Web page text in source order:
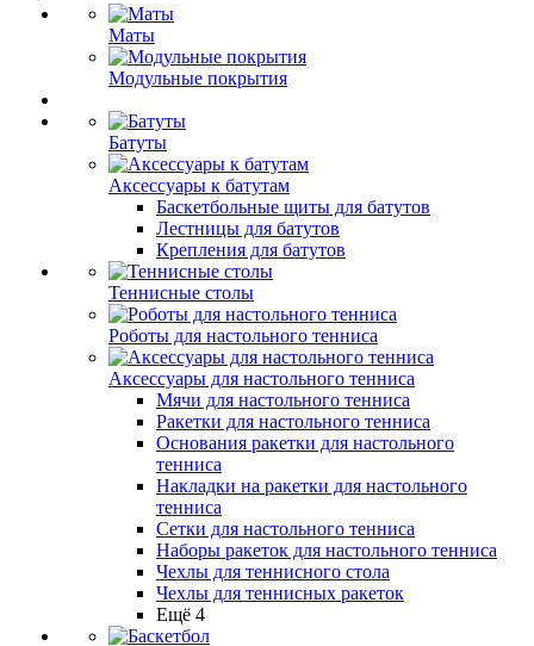
Маты
Модульные покрытия
Батуты
Аксессуары к батутам
Баскетбольные щиты для батутов
Лестницы для батутов
Крепления для батутов
Теннисные столы
Роботы для настольного тенниса
Аксессуары для настольного тенниса
Мячи для настольного тенниса
Ракетки для настольного тенниса
Основания ракетки для настольного
тенниса
Накладки на ракетки для настольного
тенниса
Сетки для настольного тенниса
Наборы ракеток для настольного тенниса
Чехлы для теннисного стола
Чехлы для теннисных ракеток
Ещё 4